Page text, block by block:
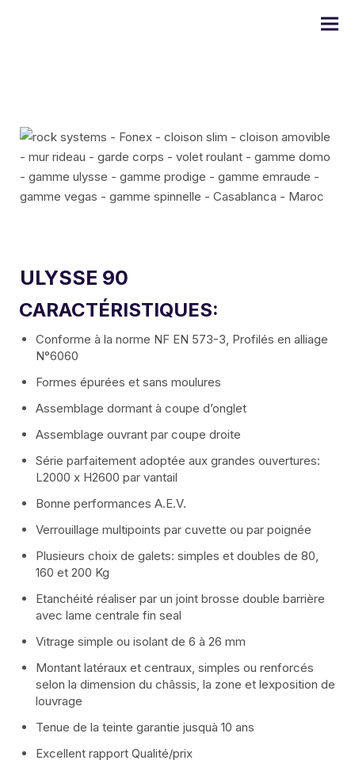
Série DOMO
Série PRODIGE
Série EMERAUDE
Série Alugom
Série Cloison Amovible
Façades Série VEGAS
Système Garde-Corps
Série Cloison Minimaliste Spinnelle
Volets Roulants
ALUMOUSSE PLAT 44
EXTRUDE LAME 55
ULYSSE 90
CARACTÉRISTIQUES:
Conforme à la norme NF EN 573-3, Profilés en alliage
N°6060
Formes épurées et sans moulures
Assemblage dormant à coupe d’onglet
Assemblage ouvrant par coupe droite
Série parfaitement adoptée aux grandes ouvertures:
L2000 x H2600 par vantail
Bonne performances A.E.V.
Verrouillage multipoints par cuvette ou par poignée
Plusieurs choix de galets: simples et doubles de 80,
160 et 200 Kg
Etanchéité réaliser par un joint brosse double barrière
avec lame centrale fin seal
Vitrage simple ou isolant de 6 à 26 mm
Montant latéraux et centraux, simples ou renforcés
selon la dimension du châssis, la zone et lexposition de
louvrage
Tenue de la teinte garantie jusquà 10 ans
Excellent rapport Qualité/prix